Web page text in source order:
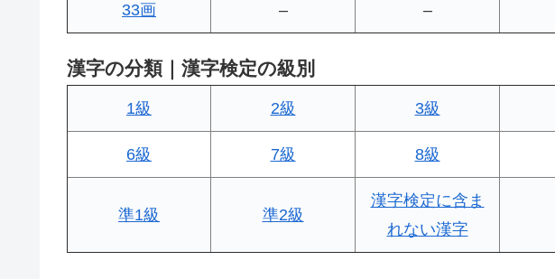
33画 – –
漢字の分類｜漢字検定の級別
1級 2級 3級
6級 7級 8級
準1級 準2級
漢字検定に含ま
れない漢字